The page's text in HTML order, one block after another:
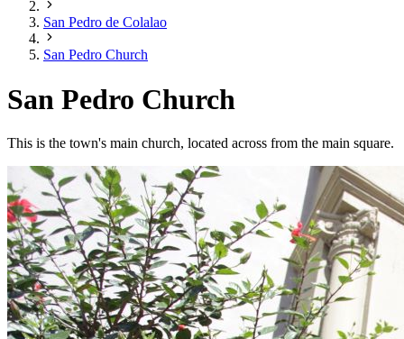
San Pedro de Colalao
San Pedro Church
San Pedro Church
This is the town's main church, located across from the main square.